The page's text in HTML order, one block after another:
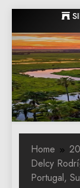
to
content
Home
Delcy
Portugal,